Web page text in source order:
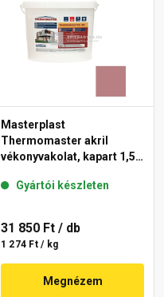
Masterplast
Thermomaster akril
vékonyvakolat, kapart 1,5
Gyártói készleten
31 850 Ft / db
1 274 Ft / kg
Megnézem